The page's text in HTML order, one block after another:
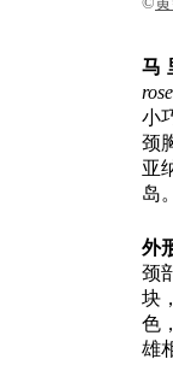
马
小
颈
亚
岛
外
颈
块
色
雄